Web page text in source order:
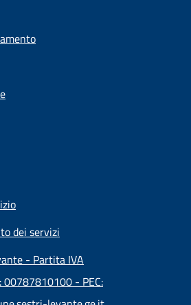
dei servizi
- Partita IVA
- PEC: